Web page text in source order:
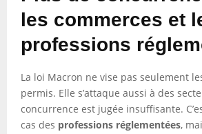
les commerces et
professions
La loi Macron ne vise pas seulement
permis. Elle s’attaque aussi à des
concurrence est jugée insuffisante.
cas des professions réglementées,